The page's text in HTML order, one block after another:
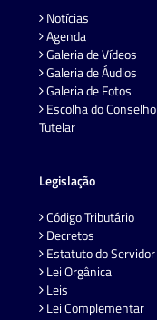
Notícias
Agenda
Galeria de Vídeos
Galeria de Áudios
Galeria de Fotos
Escolha do Conselho
Tutelar
Legislação
Código Tributário
Decretos
Estatuto do Servidor
Lei Orgânica
Leis
Lei Complementar